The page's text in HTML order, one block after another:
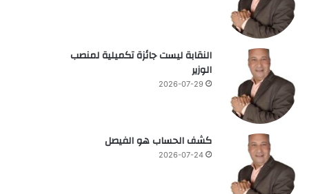
النقابة ليست جائزة تكميلية لمنصب
الوزير
2026-07-29
كشف الحساب هو الفيصل
2026-07-24